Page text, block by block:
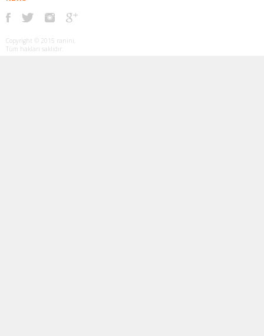
Copyright © 2015 ranini.
Tüm hakları saklıdır.